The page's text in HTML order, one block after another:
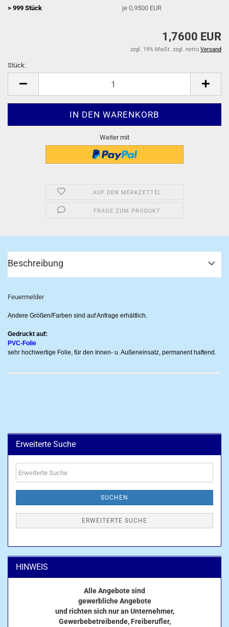
> 999 Stück
je 0,9500 EUR
1,7600 EUR
zzgl. 19% MwSt. zzgl. netto Versand
Stück:
Weiter mit
AUF DEN MERKZETTEL
FRAGE ZUM PRODUKT
Beschreibung
Feuermelder
Andere Größen/Farben sind auf Anfrage erhältlich.
Gedruckt auf:
PVC-Folie
sehr hochwertige Folie, für den Innen- u. Außeneinsatz, permanent haftend.
Erweiterte Suche
Suche
SUCHEN
ERWEITERTE SUCHE
HINWEIS
Alle Angebote sind
gewerbliche Angebote
und richten sich nur an Unternehmer,
Gewerbebetreibende, Freiberufler,